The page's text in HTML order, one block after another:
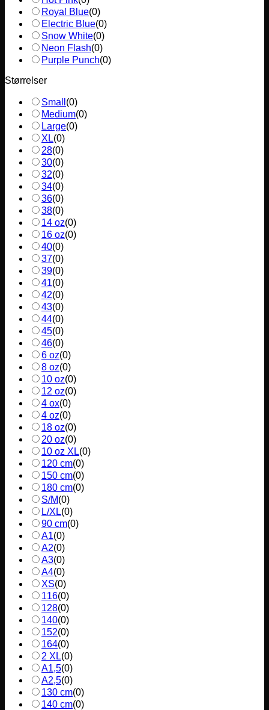
Royal Blue(0)
Electric Blue(0)
Snow White(0)
Neon Flash(0)
Purple Punch(0)
Størrelser
Small (0)
Medium(0)
Large(0)
XL(0)
28(0)
30(0)
32(0)
34(0)
36(0)
38(0)
14 oz(0)
16 oz(0)
40(0)
37(0)
39(0)
41(0)
42(0)
43(0)
44(0)
45(0)
46(0)
6 oz(0)
8 oz(0)
10 oz(0)
12 oz(0)
4 ox(0)
4 oz(0)
18 oz(0)
20 oz(0)
10 oz XL(0)
120 cm(0)
150 cm(0)
180 cm(0)
S/M(0)
L/XL(0)
90 cm(0)
A1(0)
A2(0)
A3(0)
A4(0)
XS(0)
116(0)
128(0)
140(0)
152(0)
164(0)
2 XL(0)
A1,5(0)
A2,5(0)
130 cm(0)
140 cm(0)